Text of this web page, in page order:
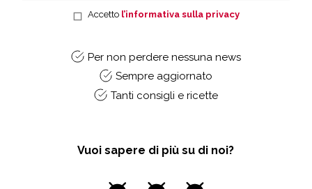
Accetto l’informativa sulla privacy
Per non perdere nessuna news
Sempre aggiornato
Tanti consigli e ricette
Vuoi sapere di più su di noi?